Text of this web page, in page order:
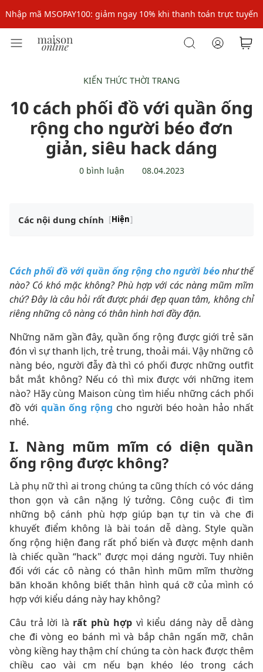
Nhập mã MSOPAY100: giảm ngay 10% khi thanh toán trực tuyến
Nhập mã: MSOXINCHAO - Giảm 10% đơn đầu cho thành viên mới!
Nhập mã: MSOXINCHAO - Giảm 10% đơn đầu cho thành viên mới!
KIẾN THỨC THỜI TRANG
10 cách phối đồ với quần ống
rộng cho người béo đơn
giản, siêu hack dáng
0 bình luận 08.04.2023
Các nội dung chính [Hiện]
Cách phối đồ với quần ống rộng cho người béonhư thế
nào? Có khó mặc không? Phù hợp với các nàng mũm mĩm
chứ? Đây là câu hỏi rất được phái đẹp quan tâm, không chỉ
riêng những cô nàng có thân hình hơi đầy đặn.
Những năm gần đây, quần ống rộng được giới trẻ săn
đón vì sự thanh lịch, trẻ trung, thoải mái. Vậy những cô
nàng béo, người đẫy đà thì có phối được những outfit
bắt mắt không? Nếu có thì mix được với những item
nào? Hãy cùng Maison cùng tìm hiểu những cách phối
đồ với quần ống rộng cho người béo hoàn hảo nhất
nhé.
I. Nàng mũm mĩm có diện quần
ống rộng được không?
Là phụ nữ thì ai trong chúng ta cũng thích có vóc dáng
thon gọn và cân nặng lý tưởng. Công cuộc đi tìm
những bộ cánh phù hợp giúp bạn tự tin và che đi
khuyết điểm không là bài toán dễ dàng. Style quần
ống rộng hiện đang rất phổ biến và được mệnh danh
là chiếc quần “hack" được mọi dáng người. Tuy nhiên
đối với các cô nàng có thân hình mũm mĩm thường
băn khoăn không biết thân hình quá cỡ của mình có
hợp với kiểu dáng này hay không?
Câu trả lời là rất phù hợp vì kiểu dáng này dễ dàng
che đi vòng eo bánh mì và bắp chân ngấn mỡ, chân
vòng kiềng hay thậm chí chúng ta còn hack được thêm
chiều cao vài cm nếu bạn khéo léo trong cách